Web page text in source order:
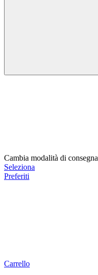
Cambia modalità di consegna
Seleziona
Preferiti
Carrello